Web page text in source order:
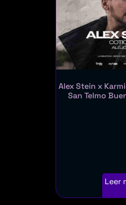
Alex Stein x
San Telmo
Leer